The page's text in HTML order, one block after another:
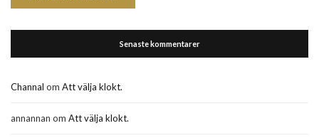
Senaste kommentarer
Channal om Att välja klokt.
annannan om Att välja klokt.